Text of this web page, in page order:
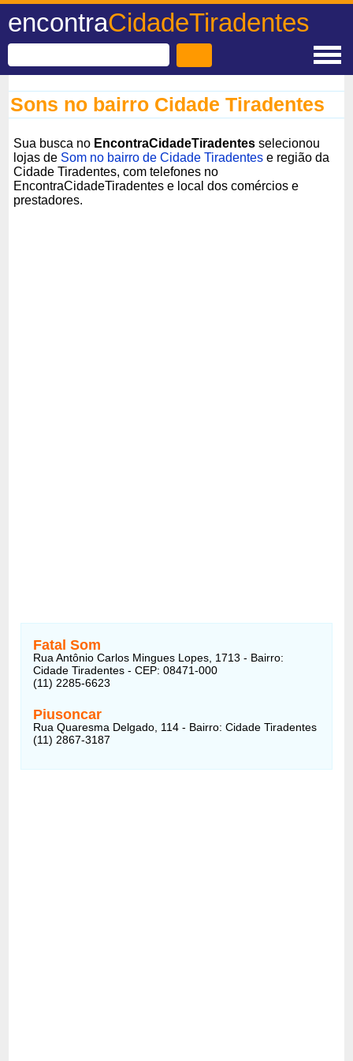
encontraCidadeTiradentes
Sons no bairro Cidade Tiradentes
Sua busca no EncontraCidadeTiradentes selecionou
lojas de Som no bairro de Cidade Tiradentes e região da
Cidade Tiradentes, com telefones no
EncontraCidadeTiradentes e local dos comércios e
prestadores.
Fatal Som
Rua Antônio Carlos Mingues Lopes, 1713 - Bairro:
Cidade Tiradentes - CEP: 08471-000
(11) 2285-6623
Piusoncar
Rua Quaresma Delgado, 114 - Bairro: Cidade Tiradentes
(11) 2867-3187